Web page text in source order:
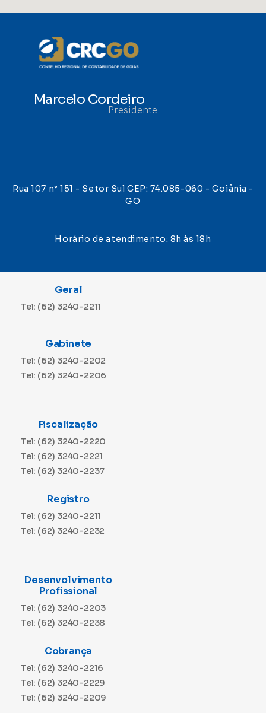
Marcelo Cordeiro
Presidente
Rua 107 n° 151 - Setor Sul CEP: 74.085-060 - Goiânia -
GO
Horário de atendimento: 8h às 18h
Geral
Tel: (62) 3240-2211
Gabinete
Tel: (62) 3240-2202
Tel: (62) 3240-2206
Fiscalização
Tel: (62) 3240-2220
Tel: (62) 3240-2221
Tel: (62) 3240-2237
Registro
Tel: (62) 3240-2211
Tel: (62) 3240-2232
Desenvolvimento
Profissional
Tel: (62) 3240-2203
Tel: (62) 3240-2238
Cobrança
Tel: (62) 3240-2216
Tel: (62) 3240-2229
Tel: (62) 3240-2209